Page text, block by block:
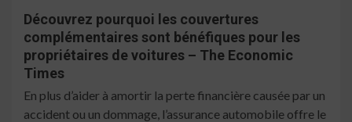
Découvrez pourquoi les couvertures
complémentaires sont bénéfiques pour les
propriétaires de voitures – The Economic
Times
En plus d’aider à amortir la perte financière causée par un
accident ou un dommage, l’assurance automobile offre le